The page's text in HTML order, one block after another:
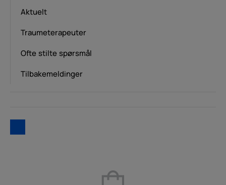
Aktuelt
Traumeterapeuter
Ofte stilte spørsmål
Tilbakemeldinger